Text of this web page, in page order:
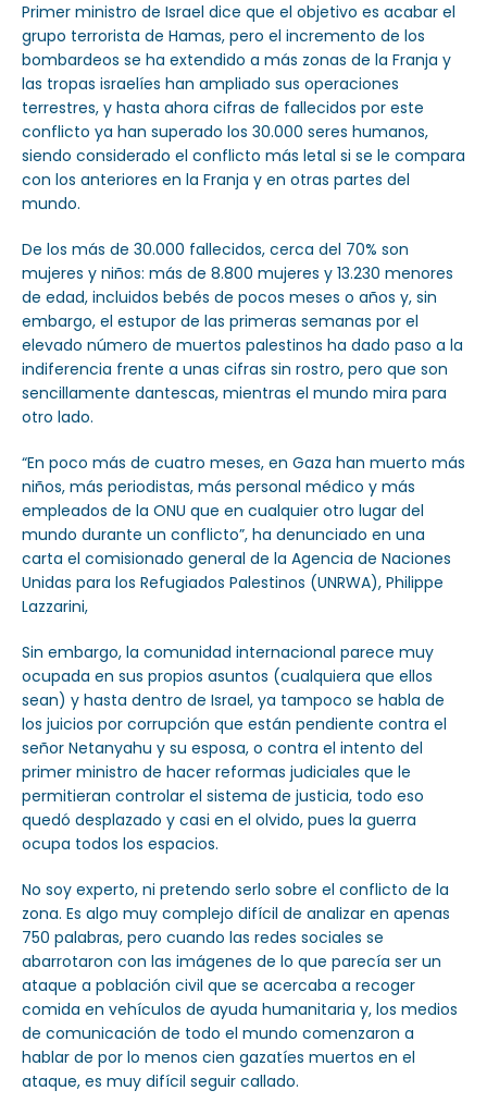
Primer ministro de Israel dice que el objetivo es acabar el
grupo terrorista de Hamas, pero el incremento de los
bombardeos se ha extendido a más zonas de la Franja y
las tropas israelíes han ampliado sus operaciones
terrestres, y hasta ahora cifras de fallecidos por este
conflicto ya han superado los 30.000 seres humanos,
siendo considerado el conflicto más letal si se le compara
con los anteriores en la Franja y en otras partes del
mundo.
De los más de 30.000 fallecidos, cerca del 70% son
mujeres y niños: más de 8.800 mujeres y 13.230 menores
de edad, incluidos bebés de pocos meses o años y, sin
embargo, el estupor de las primeras semanas por el
elevado número de muertos palestinos ha dado paso a la
indiferencia frente a unas cifras sin rostro, pero que son
sencillamente dantescas, mientras el mundo mira para
otro lado.
“En poco más de cuatro meses, en Gaza han muerto más
niños, más periodistas, más personal médico y más
empleados de la ONU que en cualquier otro lugar del
mundo durante un conflicto”, ha denunciado en una
carta el comisionado general de la Agencia de Naciones
Unidas para los Refugiados Palestinos (UNRWA), Philippe
Lazzarini,
Sin embargo, la comunidad internacional parece muy
ocupada en sus propios asuntos (cualquiera que ellos
sean) y hasta dentro de Israel, ya tampoco se habla de
los juicios por corrupción que están pendiente contra el
señor Netanyahu y su esposa, o contra el intento del
primer ministro de hacer reformas judiciales que le
permitieran controlar el sistema de justicia, todo eso
quedó desplazado y casi en el olvido, pues la guerra
ocupa todos los espacios.
No soy experto, ni pretendo serlo sobre el conflicto de la
zona. Es algo muy complejo difícil de analizar en apenas
750 palabras, pero cuando las redes sociales se
abarrotaron con las imágenes de lo que parecía ser un
ataque a población civil que se acercaba a recoger
comida en vehículos de ayuda humanitaria y, los medios
de comunicación de todo el mundo comenzaron a
hablar de por lo menos cien gazatíes muertos en el
ataque, es muy difícil seguir callado.